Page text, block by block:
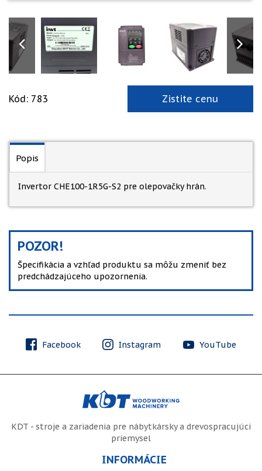
Kód: 783 Zistite cenu
Popis
Invertor CHE100-1R5G-S2 pre olepovačky hrán.
POZOR!
Špecifikácia a vzhľad produktu sa môžu zmeniť bez
predchádzajúceho upozornenia.
Facebook Instagram YouTube
KDT - stroje a zariadenia pre nábytkársky a drevospracujúci
priemysel
INFORMÁCIE